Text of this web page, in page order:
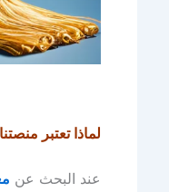
لماذا تعتبر
عند البحث عن